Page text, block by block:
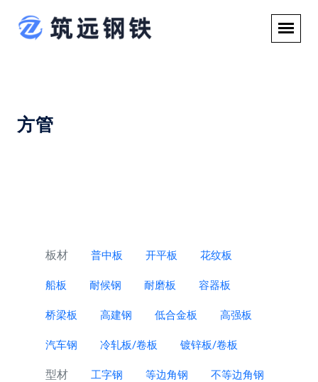
方管
板材 普中板 开平板 花纹板
船板 耐候钢 耐磨板 容器板
桥梁板 高建钢 低合金板 高强板
汽车钢 冷轧板/卷板 镀锌板/卷板
型材 工字钢 等边角钢 不等边角钢